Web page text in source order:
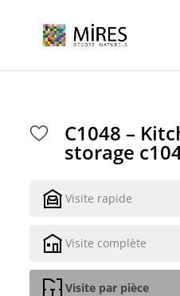
C1048 –
storage
Visite rapide
Visite complète
Visite par pièce